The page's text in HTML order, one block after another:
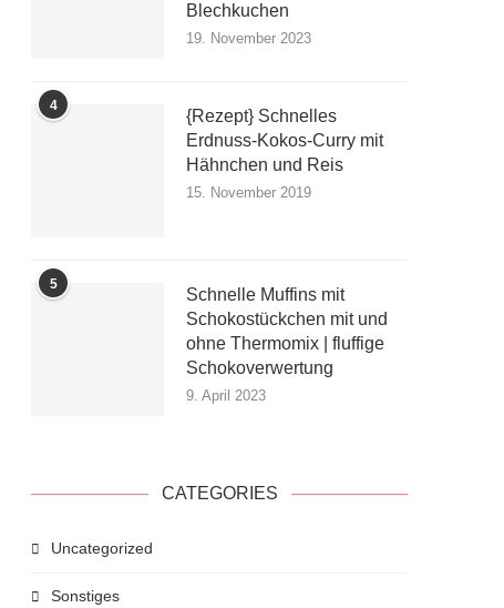
Blechkuchen
19. November 2023
4
{Rezept} Schnelles
Erdnuss-Kokos-Curry mit
Hähnchen und Reis
15. November 2019
5
Schnelle Muffins mit
Schokostückchen mit und
ohne Thermomix | fluffige
Schokoverwertung
9. April 2023
CATEGORIES
Uncategorized
Sonstiges